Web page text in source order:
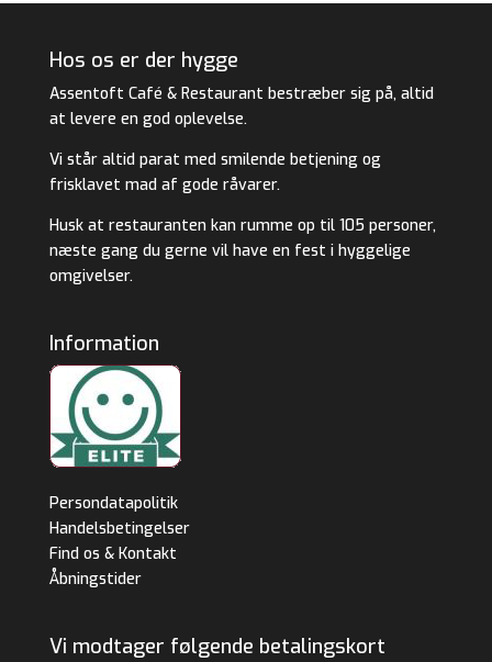
Hos os er der hygge
Assentoft Café & Restaurant bestræber sig på, altid
at levere en god oplevelse.
Vi står altid parat med smilende betjening og
frisklavet mad af gode råvarer.
Husk at restauranten kan rumme op til 105 personer,
næste gang du gerne vil have en fest i hyggelige
omgivelser.
Information
Persondatapolitik
Handelsbetingelser
Find os & Kontakt
Åbningstider
Vi modtager følgende betalingskort